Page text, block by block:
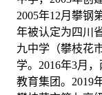
2005年12月攀钢
年被认定为四川
九中学（攀枝花
学。2016年3月
教育集团。2019